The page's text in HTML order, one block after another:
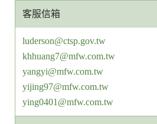
客服信箱
客
服
信
箱
網
址
luderson@ctsp.gov.tw
khhuang7@mfw.com.tw
yangyi@mfw.com.tw
yijing97@mfw.com.tw
ying0401@mfw.com.tw